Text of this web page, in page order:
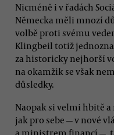
Nicméně i v řadách
Německa měli mnozí
volbě proti svému
Klingbeil totiž
za historicky nejhorší
na okamžik se však
důsledky.
Naopak si velmi hbitě
jak pro sebe — v nové